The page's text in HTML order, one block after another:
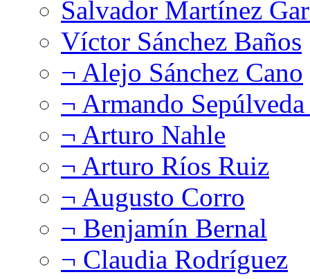
Salvador Martínez
Víctor Sánchez Baños
¬ Alejo Sánchez Cano
¬ Armando
¬ Arturo Nahle
¬ Arturo Ríos Ruiz
¬ Augusto Corro
¬ Benjamín Bernal
¬ Claudia Rodríguez